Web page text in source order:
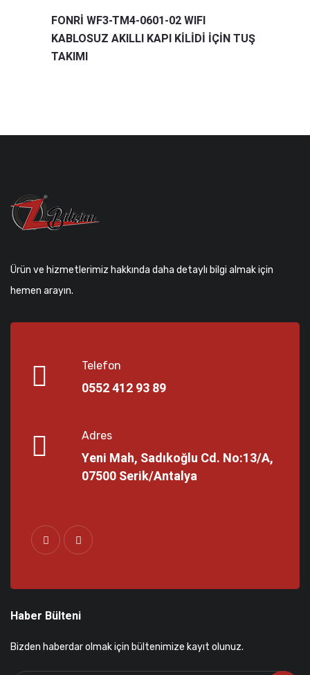
FONRİ WF3-TM4-0601-02 WIFI
KABLOSUZ AKILLI KAPI KİLİDİ İÇİN TUŞ
TAKIMI
Ürün ve hizmetlerimiz hakkında daha detaylı bilgi almak için
hemen arayın.
Telefon
0552 412 93 89
Adres
Yeni Mah, Sadıkoğlu Cd. No:13/A,
07500 Serik/Antalya
Haber Bülteni
Bizden haberdar olmak için bültenimize kayıt olunuz.